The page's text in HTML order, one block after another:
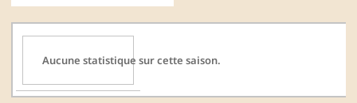
Aucune statistique sur cette saison.